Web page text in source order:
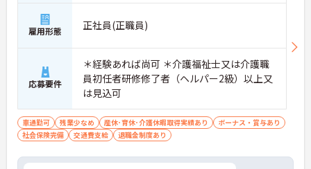
雇用形態 正社員(正職員)
応募要件
＊経験あれば尚可 ＊介護福祉士又は介護職
員初任者研修修了者（ヘルパー2級）以上又
は見込可
車通勤可 残業少なめ 産休･育休･介護休暇取得実績あり
ボーナス・賞与あり
社会保険完備
交通費支給 退職金制度あり